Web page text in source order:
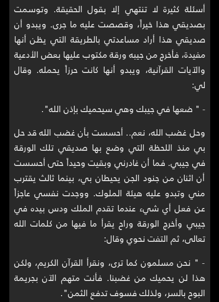
أسئلة كثيرة لا تنتهي إلا بقول الحقيقة. وتوسمت
بصديقي هذا خيراً، وقصصت عليه ما جرى. ويبدو أن
صديقي هذا أراد مساعدتي بالطريقة التي يظن أنها
مفيدة، فأخرج من جيبه ورقة مكتوب عليها بعض الأدعية
والآيات القرآنية، ويبدو أنها كانت حرزاً يحمله. وقال
لي:
- " ضعها في جيبك وهي سيحميك بإذن الله".
وحل غضب الله، نعم.. أحسست بأن غضب الله قد حل
بي منذ اللحظة التي وضع بها صديقي تلك الورقة
في جيبي. فما أن غادرني وبقيت وحيداً حتى أحسست
أن اثنان من جنود الجن يحيطان بي، بينما ثالث يقترب
مني وتبدو عليه هيئة الملوك. ووجدت نفسي عاجزاً
عن فعل أي شيء عندما تقدم الملك ودس بيده في
جيبي وأخرج الورقة وراح يقرأ ما فيها من كلمات الله
تعالى، ثم التفت نحوي وقال:
- " نحن مسلمون كما ترى، ونقرأ القرآن الكريم، ولكن
هذا لن يحميك من غضبنا. فأنت متهم الآن بجريمة
البوح بالسر، ولذلك فسوف تدفع الثمن".